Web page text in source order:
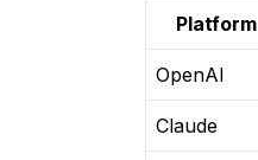
Platform
OpenAI
Claude